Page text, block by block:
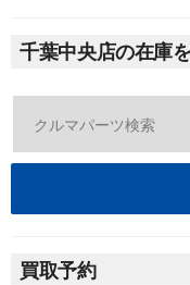
千葉中央店の在庫
買取予約